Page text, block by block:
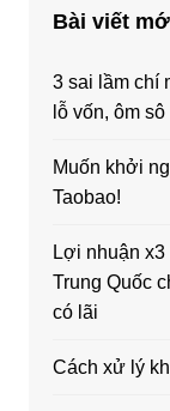
Bài viết
3 sai lầm chí
lỗ vốn, ôm sô
Muốn khởi
Taobao!
Lợi nhuận
Trung Quốc
có lãi
Cách xử lý